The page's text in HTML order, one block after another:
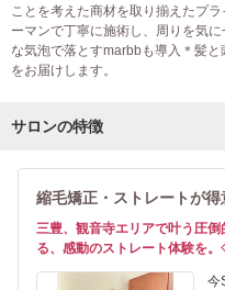
ことを考えた商材を取り揃えたプ
ーマンで丁寧に施術し、周りを気
な気泡で落とすmarbbも導入＊髪
をお届けします。
サロンの特徴
縮毛矯正・ストレートが得
三豊、観音寺エリアで叶う圧
る、感動のストレート体験を
今